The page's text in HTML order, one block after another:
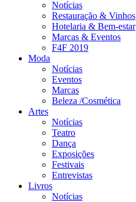
Notícias
Restauração & Vinhos
Hotelaria & Bem-estar
Marcas & Eventos
F4F 2019
Moda
Notícias
Eventos
Marcas
Beleza /Cosmética
Artes
Notícias
Teatro
Dança
Exposições
Festivais
Entrevistas
Livros
Notícias